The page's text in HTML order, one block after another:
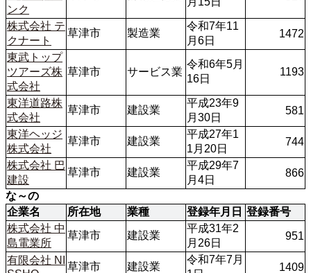
ンク
株式会社 テ
クナート
草津市 製造業
令和7年11
月6日
1472
東武トップ
ツアーズ株
式会社
草津市 サービス業
令和6年5月
16日
1193
東洋道路株
式会社
草津市 建設業
平成23年9
月30日
581
東洋ヘッジ
株式会社
草津市 建設業
平成27年1
1月20日
744
株式会社 巴
建設
草津市 建設業
平成29年7
月4日
866
な～の
企業名
所在地 業種 登録年月日 登録番号
株式会社 中
島電業所
草津市 建設業
平成31年2
月26日
951
有限会社 NI
草津市 建設業
令和7年7月
1409